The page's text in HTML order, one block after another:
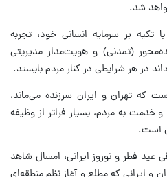
شد.
تکیه بر سرمایه انسانی خود، تجربه
(تمدنی) و هویت‌مدار مدیریتی
در هر شرایطی در کنار مردم بایستد.
که تهران و ایران سرزنده می‌ماند،
به مردم، بسیار فراتر از وظیفه
است.
فطر و نوروز ایرانی، امسال شاهد